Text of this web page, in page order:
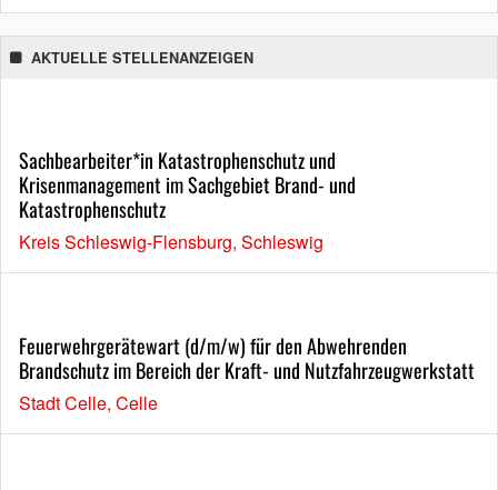
AKTUELLE STELLENANZEIGEN
Sachbearbeiter*in Katastrophenschutz und
Krisenmanagement im Sachgebiet Brand- und
Katastrophenschutz
Kreis Schleswig-Flensburg, Schleswig
Feuerwehrgerätewart (d/m/w) für den Abwehrenden
Brandschutz im Bereich der Kraft- und Nutzfahrzeugwerkstatt
Stadt Celle, Celle